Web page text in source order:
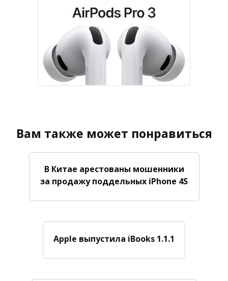
Вам также может понравиться
В Китае арестованы мошенники
за продажу поддельных iPhone 4S
Apple выпустила iBooks 1.1.1